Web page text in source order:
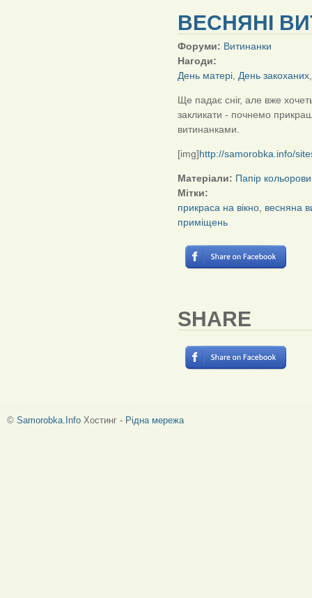
ВЕСНЯНІ
Форуми: Витинанки
Нагоди:
День матері День закоханих
Ще падає сніг, але вже
закликати - почнемо
витинанками.
[img]http://samorobka.info/
Матеріали: Папір
Мітки:
прикраса на вікно весняна
приміщень
SHARE
© Samorobka.Info Хостинг - Рідна мережа